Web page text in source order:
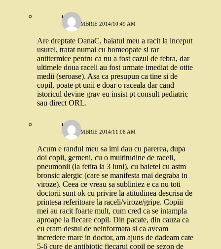
oana
4 DECEMBRIE 2014/10:49 AM
Are dreptate OanaC, baiatul meu a racit la inceput
usurel, tratat numai cu homeopate si rar
antitermice pentru ca nu a fost cazul de febra, dar
ultimele doua raceli au fost urmate imediat de otite
medii (seroase). Asa ca presupun ca tine si de
copil, poate pt unii e doar o raceala dar cand
istoricul devine grav eu insist pt consult pediatric
sau direct ORL.
cami
4 DECEMBRIE 2014/11:08 AM
Acum e randul meu sa imi dau cu parerea, dupa
doi copii, gemeni, cu o multitudine de raceli,
pneumonii (la fetita la 3 luni), cu baietel cu astm
bronsic alergic (care se manifesta mai degraba in
viroze). Ceea ce vreau sa subliniez e ca nu toti
doctorii sunt ok cu privire la atitudinea descrisa de
printesa referitoare la raceli/viroze/gripe. Copiii
mei au racit foarte mult, cum cred ca se intampla
aproape la fiecare copil. Din pacate, din cauza ca
eu eram destul de neinformata si ca aveam
incredere mare in doctor, am ajuns de dadeam cate
5-6 cure de antibiotic fiecarui copil pe sezon de